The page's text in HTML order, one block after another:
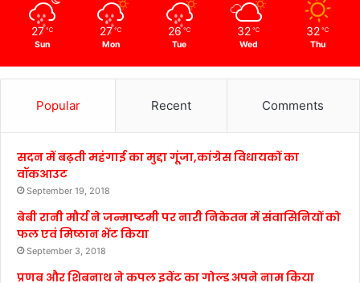
27 ℃
Sun
27 ℃
Mon
26 ℃
Tue
32 ℃
Wed
32 ℃
Thu
Popular Recent Comments
सदन में बढ़ती महंगाई का मुद्दा गूंजा,कांग्रेस विधायकों का
वॉकआउट
September 19, 2018
बेबी रानी मौर्य ने जन्माष्टमी पर नारी निकेतन में संवासिनियों को
फल एवं मिष्ठान भेंट किया
September 3, 2018
प्रणब और शिबनाथ ने कपल इवेंट का गोल्ड अपने नाम किया